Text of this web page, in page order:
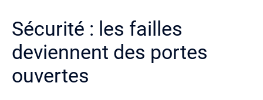
Sécurité : les failles
deviennent des portes
ouvertes